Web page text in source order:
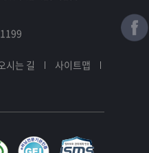
시는 길
사이트맵